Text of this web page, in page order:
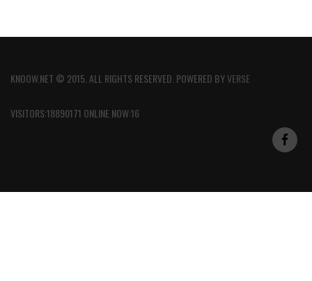
KNOOW.NET © 2015. ALL RIGHTS RESERVED. POWERED BYVERSE
VISITORS:18890171 ONLINE NOW:16